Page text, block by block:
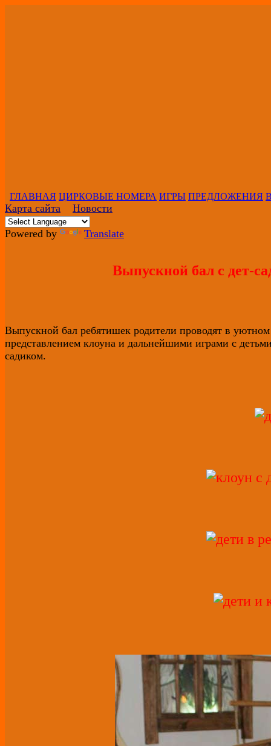
ГЛАВНАЯ ЦИРКОВЫЕ НОМЕРА ИГРЫ ПРЕДЛОЖЕНИЯ
Карта сайта Новости
Powered by Translate
Выпускной бал с дет-
Выпускной бал ребятишек родители проводят в
представлением клоуна и дальнейшими играми с
садиком.